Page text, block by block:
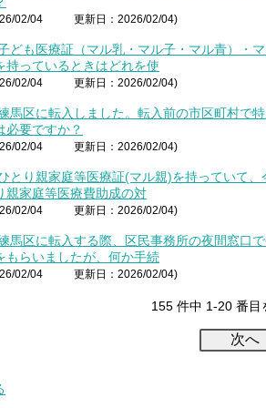
02/04 更新日：2026/02/04)
ども医療証（マル乳・マル子・マル青）・
持っているときはどれを使
02/04 更新日：2026/02/04)
馬区に転入しました。転入前の市区町村で
必要ですか？
02/04 更新日：2026/02/04)
とり親家庭等医療証(マル親)を持っていて
親家庭等医療費助成の対
02/04 更新日：2026/02/04)
馬区に転入する際、区民事務所の夜間窓口
もらいましたが、何か手続
02/04 更新日：2026/02/04)
155 件中 1-20 番目